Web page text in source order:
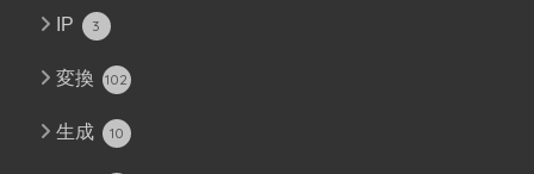
IP 3
変換 102
生成 10